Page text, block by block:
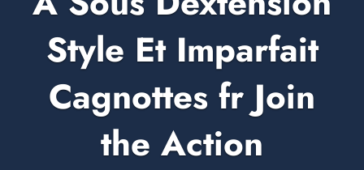
Style Et Imparfait
Cagnottes fr Join
the Action